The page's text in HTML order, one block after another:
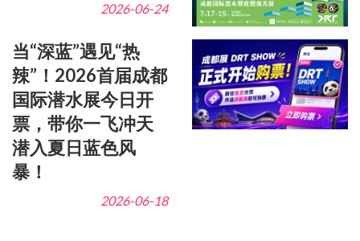
2026-06-24
当“深蓝”遇见“热
辣”！2026首届成都
国际潜水展今日开
票，带你一飞冲天
潜入夏日蓝色风
暴！
2026-06-18